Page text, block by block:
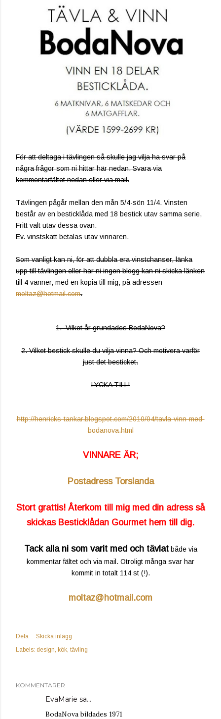
För att deltaga i tävlingen så skulle jag vilja ha svar på
några frågor som ni hittar här nedan. Svara via
kommentarfältet nedan eller via mail.
Tävlingen pågår mellan den mån 5/4-sön 11/4. Vinsten
består av en besticklåda med 18 bestick utav samma serie,
Fritt valt utav dessa ovan.
Ev. vinstskatt betalas utav vinnaren.
Som vanligt kan ni, för att dubbla era vinstchanser, länka
upp till tävlingen eller har ni ingen blogg kan ni skicka länken
till 4 vänner, med en kopia till mig, på adressen
moltaz@hotmail.com.
1. Vilket år grundades BodaNova?
2. Vilket bestick skulle du vilja vinna? Och motivera varför
just det besticket.
LYCKA TILL!
http://henricks-tankar.blogspot.com/2010/04/tavla-vinn-med-
bodanova.html
VINNARE ÄR;
Postadress Torslanda
Stort grattis! Återkom till mig med din adress så
skickas Besticklådan Gourmet hem till dig.
Tack alla ni som varit med och tävlatbåde via
kommentar fältet och via mail. Otroligt många svar har
kommit in totalt 114 st (!).
moltaz@hotmail.com
Dela
Skicka inlägg
Labels: design kök tävling
KOMMENTARER
EvaMarie sa…
BodaNova bildades 1971